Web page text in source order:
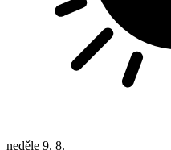
neděle 9. 8.